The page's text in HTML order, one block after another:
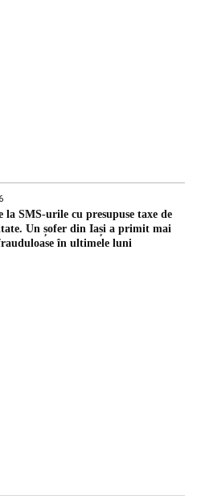
la SMS-urile cu presupuse taxe de
Un șofer din Iași a primit mai
în ultimele luni